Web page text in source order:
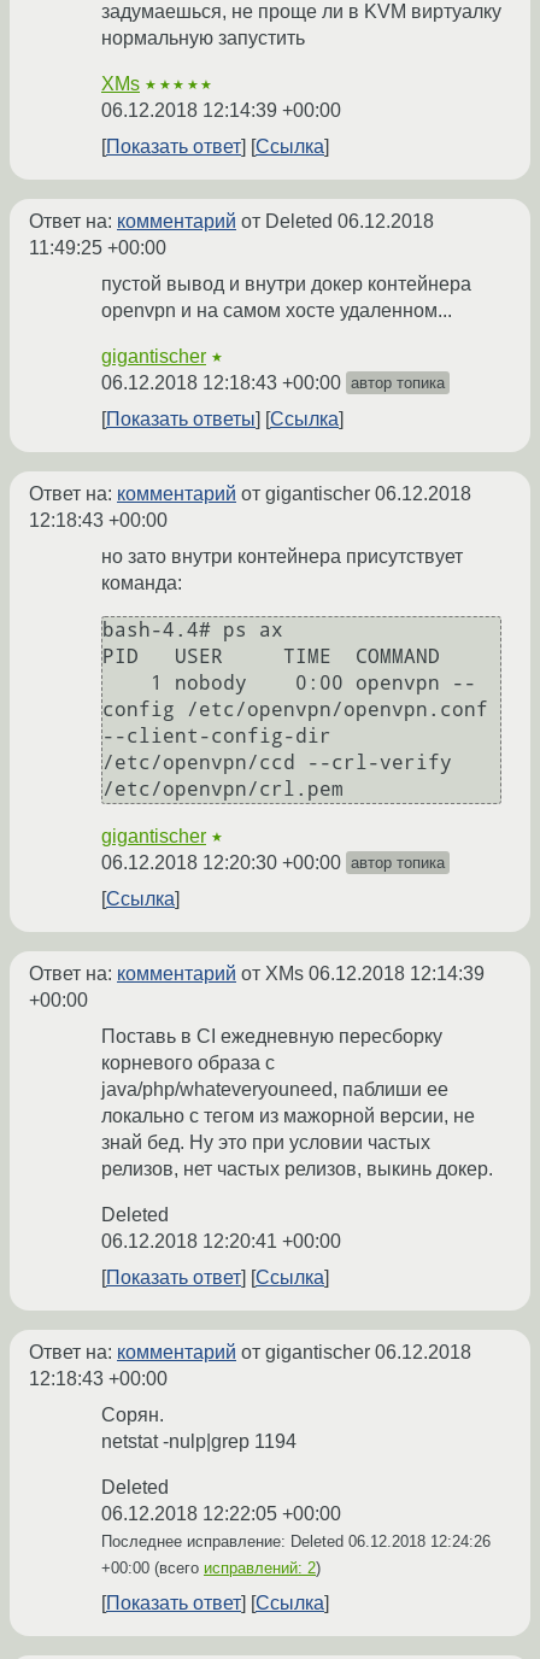
задумаешься, не проще ли в KVM виртуалку
нормальную запустить
XMs ★★★★★
06.12.2018 12:14:39 +00:00
Показать ответ
Ссылка
Ответ на: комментарий от Deleted 06.12.2018
11:49:25 +00:00
пустой вывод и внутри докер контейнера
openvpn и на самом хосте удаленном...
gigantischer ★
06.12.2018 12:18:43 +00:00 автор топика
Показать ответы Ссылка
Ответ на: комментарий от gigantischer 06.12.2018
12:18:43 +00:00
но зато внутри контейнера присутствует
команда:
bash-4.4# ps ax
PID   USER     TIME  COMMAND
config /etc/openvpn/openvpn.conf
--client-config-dir
/etc/openvpn/ccd --crl-verify
gigantischer ★
06.12.2018 12:20:30 +00:00 автор топика
Ссылка
Ответ на: комментарий от XMs 06.12.2018 12:14:39
+00:00
Поставь в CI ежедневную пересборку
корневого образа с
java/php/whateveryouneed, паблиши ее
локально с тегом из мажорной версии, не
знай бед. Ну это при условии частых
релизов, нет частых релизов, выкинь докер.
Deleted
06.12.2018 12:20:41 +00:00
Показать ответ
Ссылка
Ответ на: комментарий от gigantischer 06.12.2018
12:18:43 +00:00
Сорян.
netstat -nulp|grep 1194
Deleted
06.12.2018 12:22:05 +00:00
Последнее исправление: Deleted 06.12.2018 12:24:26
+00:00 (всего исправлений: 2)
Показать ответ Ссылка